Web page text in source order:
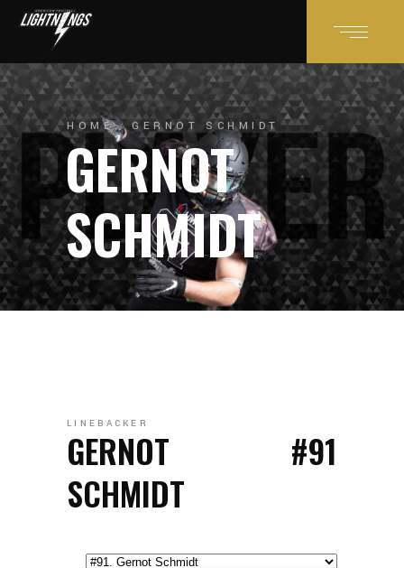
HOME GERNOT SCHMIDT
GERNOT
SCHMIDT
LINEBACKER
#91
GERNOT
SCHMIDT